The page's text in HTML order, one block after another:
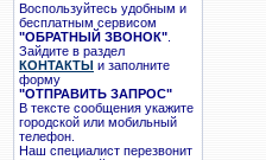
Воспользуйтесь удобным и
бесплатным сервисом
"ОБРАТНЫЙ ЗВОНОК"
Зайдите в раздел
КОНТАКТЫ и заполните
форму
"ОТПРАВИТЬ ЗАПРОС"
В тексте сообщения укажите
городской или мобильный
телефон.
Наш специалист перезвонит